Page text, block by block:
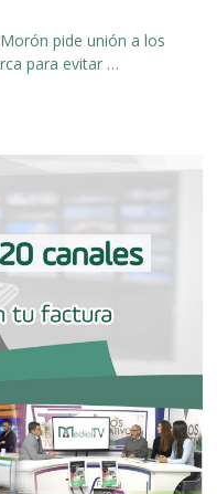
pide unión a los
para evitar …